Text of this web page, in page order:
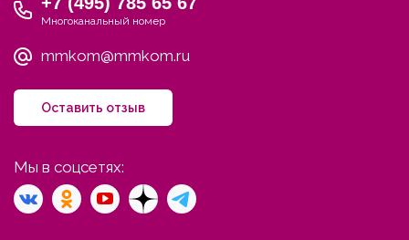
Многоканальный номер
mmkom@mmkom.ru
Оставить отзыв
Мы в соцсетях: